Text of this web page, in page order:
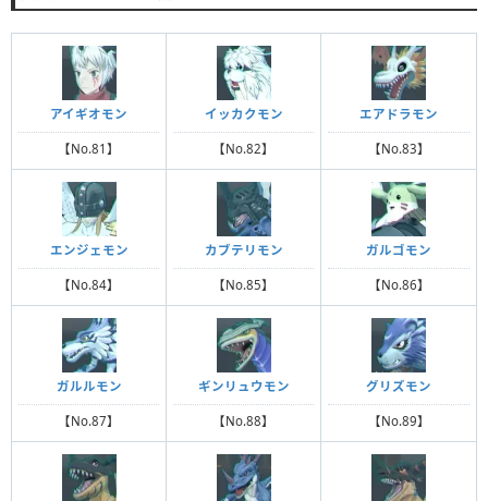
アイギオモン
【No.81】
イッカクモン
【No.82】
エアドラモン
【No.83】
エンジェモン
【No.84】
カブテリモン
【No.85】
ガルゴモン
【No.86】
ガルルモン
【No.87】
ギンリュウモン
【No.88】
グリズモン
【No.89】